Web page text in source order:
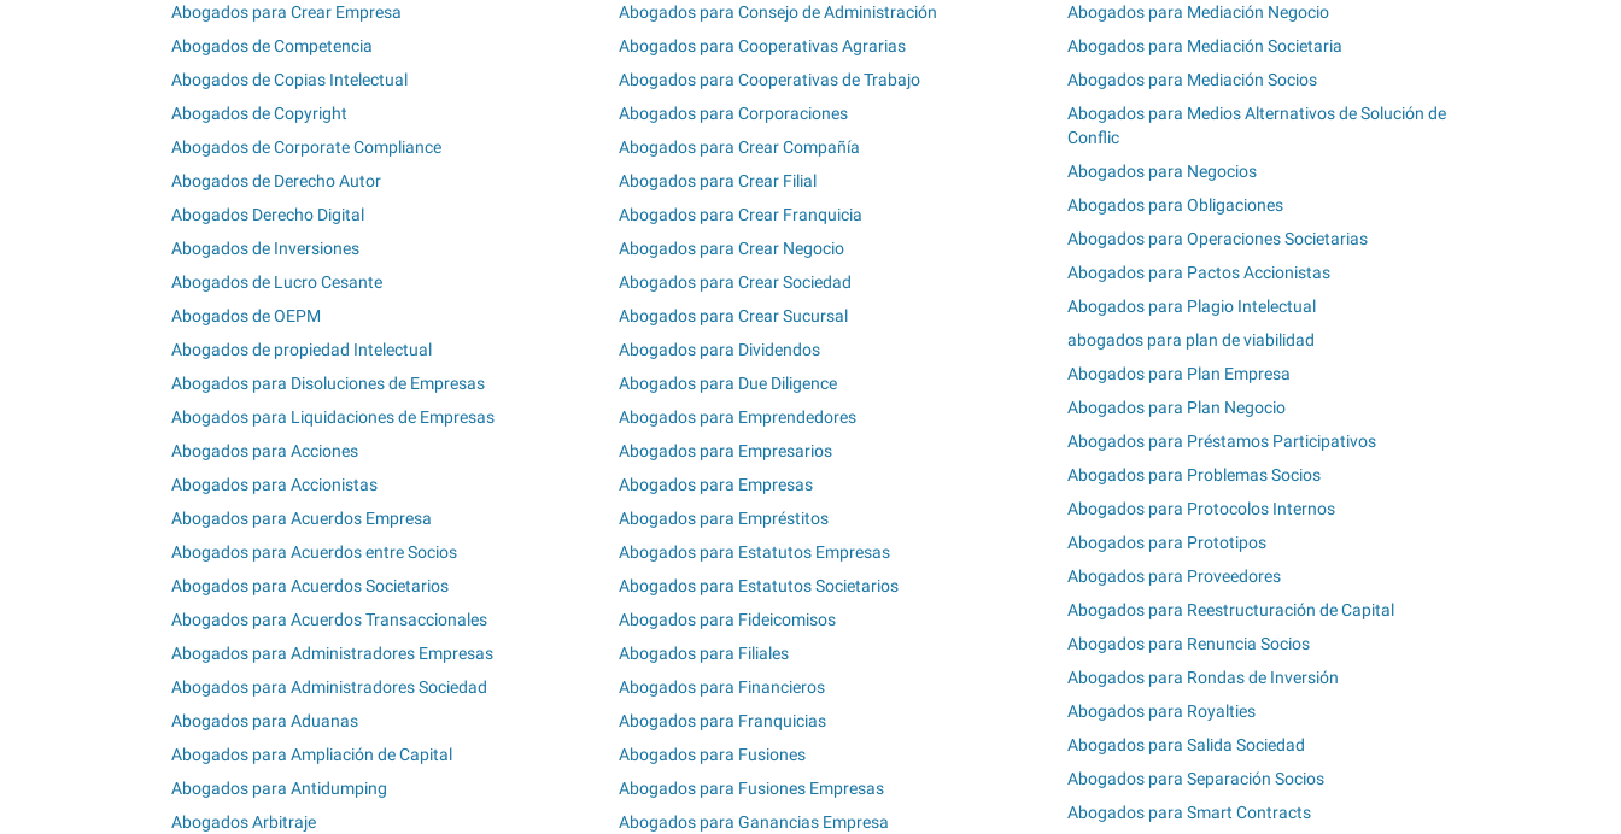
Abogados para Crear Empresa
Abogados de Competencia
Abogados de Copias Intelectual
Abogados de Copyright
Abogados de Corporate Compliance
Abogados de Derecho Autor
Abogados Derecho Digital
Abogados de Inversiones
Abogados de Lucro Cesante
Abogados de OEPM
Abogados de propiedad Intelectual
Abogados para Disoluciones de Empresas
Abogados para Liquidaciones de Empresas
Abogados para Acciones
Abogados para Accionistas
Abogados para Acuerdos Empresa
Abogados para Acuerdos entre Socios
Abogados para Acuerdos Societarios
Abogados para Acuerdos Transaccionales
Abogados para Administradores Empresas
Abogados para Administradores Sociedad
Abogados para Aduanas
Abogados para Ampliación de Capital
Abogados para Antidumping
Abogados Arbitraje
Abogados para Consejo de Administración
Abogados para Cooperativas Agrarias
Abogados para Cooperativas de Trabajo
Abogados para Corporaciones
Abogados para Crear Compañía
Abogados para Crear Filial
Abogados para Crear Franquicia
Abogados para Crear Negocio
Abogados para Crear Sociedad
Abogados para Crear Sucursal
Abogados para Dividendos
Abogados para Due Diligence
Abogados para Emprendedores
Abogados para Empresarios
Abogados para Empresas
Abogados para Empréstitos
Abogados para Estatutos Empresas
Abogados para Estatutos Societarios
Abogados para Fideicomisos
Abogados para Filiales
Abogados para Financieros
Abogados para Franquicias
Abogados para Fusiones
Abogados para Fusiones Empresas
Abogados para Ganancias Empresa
Abogados para Mediación Negocio
Abogados para Mediación Societaria
Abogados para Mediación Socios
Abogados para Medios Alternativos de Solución de
Conflic
Abogados para Negocios
Abogados para Obligaciones
Abogados para Operaciones Societarias
Abogados para Pactos Accionistas
Abogados para Plagio Intelectual
abogados para plan de viabilidad
Abogados para Plan Empresa
Abogados para Plan Negocio
Abogados para Préstamos Participativos
Abogados para Problemas Socios
Abogados para Protocolos Internos
Abogados para Prototipos
Abogados para Proveedores
Abogados para Reestructuración de Capital
Abogados para Renuncia Socios
Abogados para Rondas de Inversión
Abogados para Royalties
Abogados para Salida Sociedad
Abogados para Separación Socios
Abogados para Smart Contracts